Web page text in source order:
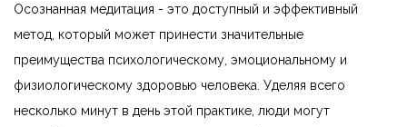
Осознанная медитация - это доступный и эффективный
метод, который может принести значительные
преимущества психологическому, эмоциональному и
физиологическому здоровью человека. Уделяя всего
несколько минут в день этой практике, люди могут